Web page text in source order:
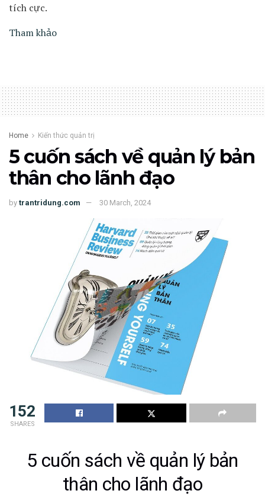
tích cực.
Tham khảo
Home Kiến thức quản trị
5 cuốn sách về quản lý bản
thân cho lãnh đạo
by trantridung.com 30 March, 2024
152
SHARES
5 cuốn sách về quản lý bản
thân cho lãnh đạo